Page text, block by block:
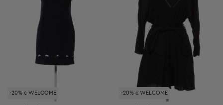
-20% с WELCOME -20% с WELCOME